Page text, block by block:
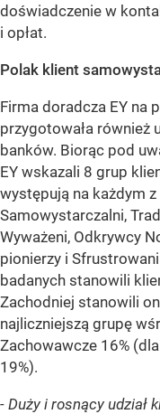
doświadczenie w
i opłat.
Polak klient
Firma doradcza EY na
przygotowała również
banków. Biorąc pod
EY wskazali 8 grup
występują na każdym
Samowystarczalni,
Wyważeni, Odkrywcy
pionierzy i
badanych stanowili
Zachodniej stanowili
najliczniejszą grupę
Zachowawcze 16%
19%).
- Duży i rosnący udział